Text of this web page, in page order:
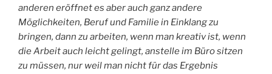
anderen eröffnet es aber auch ganz andere
Möglichkeiten, Beruf und Familie in Einklang zu
bringen, dann zu arbeiten, wenn man kreativ ist, wenn
die Arbeit auch leicht gelingt, anstelle im Büro sitzen
zu müssen, nur weil man nicht für das Ergebnis